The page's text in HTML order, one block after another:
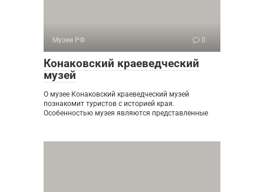
Музеи РФ 0
Конаковский краеведческий
музей
О музее Конаковский краеведческий музей
познакомит туристов с историей края.
Особенностью музея являются представленные